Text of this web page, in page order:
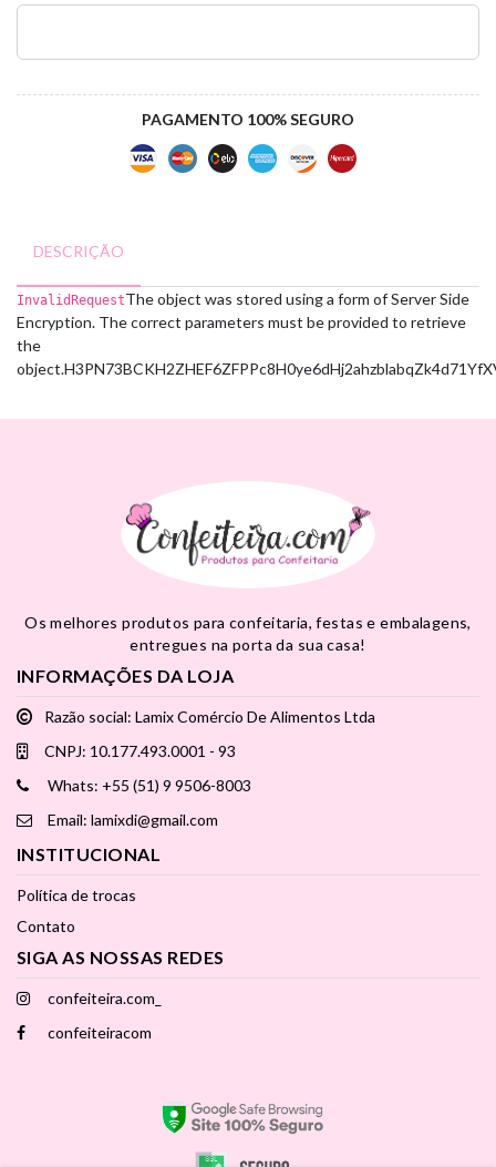
PAGAMENTO 100% SEGURO
DESCRIÇÃO
InvalidRequestThe object was stored using a form of Server Side
Encryption. The correct parameters must be provided to retrieve
the
object.H3PN73BCKH2ZHEF6
Os melhores produtos para confeitaria, festas e embalagens,
entregues na porta da sua casa!
INFORMAÇÕES DA LOJA
Razão social: Lamix Comércio De Alimentos Ltda
CNPJ: 10.177.493.0001 - 93
Whats: +55 (51) 9 9506-8003
Email: lamixdi@gmail.com
INSTITUCIONAL
Política de trocas
Contato
SIGA AS NOSSAS REDES
confeiteira.com_
confeiteiracom